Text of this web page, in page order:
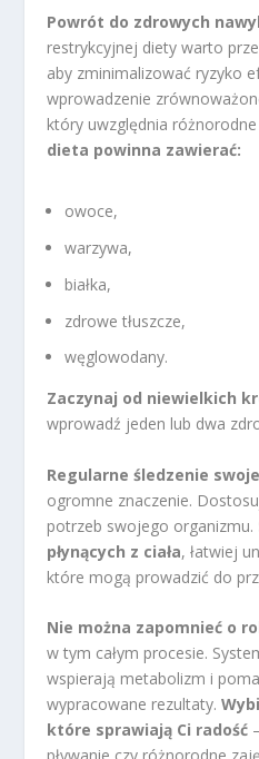
Powrót do zdrowych
restrykcyjnej diety warto
aby zminimalizować ryzyko
wprowadzenie
który uwzględnia
dieta powinna zawierać:
owoce,
warzywa,
białka,
zdrowe tłuszcze,
węglowodany.
Zaczynaj od niewielkich
wprowadź jeden lub dwa
Regularne śledzenie
ogromne znaczenie.
potrzeb swojego organizmu.
płynących z ciała, łatwiej
które mogą prowadzić do
Nie można zapomnieć o
w tym całym procesie.
wspierają metabolizm i
wypracowane rezultaty.
które sprawiają Ci radość